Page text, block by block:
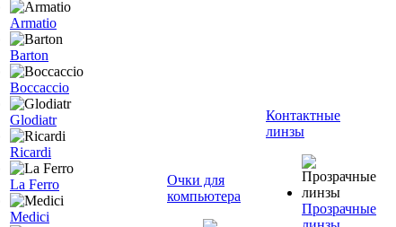
Armatio
Barton
Boccaccio
Glodiatr
Ricardi
La Ferro
Medici
Очки для
компьютера
Контактные
линзы
Прозрачные